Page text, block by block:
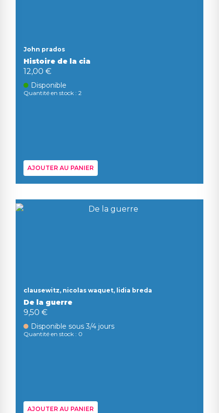
John prados
Histoire de la cia
12,00 €
Disponible
Quantité en stock : 2
AJOUTER AU PANIER
clausewitz, nicolas waquet, lidia breda
De la guerre
9,50 €
Disponible sous 3/4 jours
Quantité en stock : 0
AJOUTER AU PANIER